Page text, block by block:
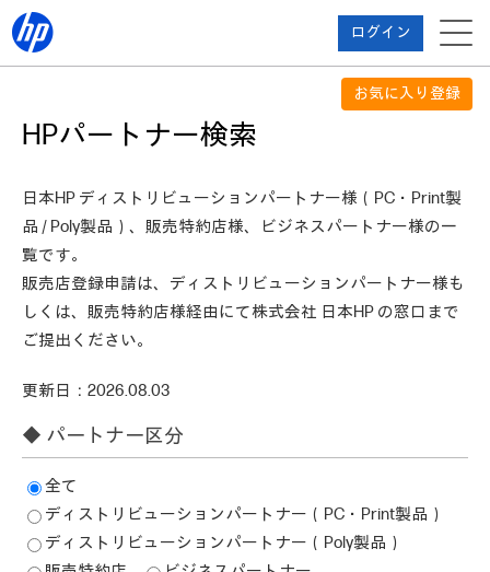
ログイン
お気に入り登録
HPパートナー検索
日本HP ディストリビューションパートナー様（PC・Print製
品 / Poly製品）、販売特約店様、ビジネスパートナー様の一
覧です。
販売店登録申請は、ディストリビューションパートナー様も
しくは、販売特約店様経由にて株式会社 日本HP の窓口まで
ご提出ください。
2026.08.03
◆ パートナー区分
全て
ディストリビューションパートナー（PC・Print製品）
ディストリビューションパートナー（Poly製品）